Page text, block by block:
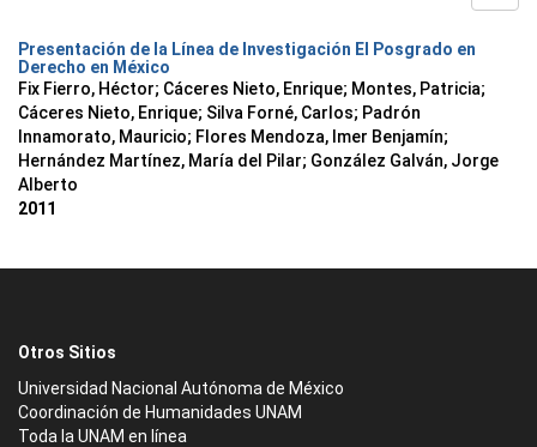
Presentación de la Línea de Investigación El Posgrado en
Derecho en México
Fix Fierro, Héctor; Cáceres Nieto, Enrique; Montes, Patricia;
Cáceres Nieto, Enrique; Silva Forné, Carlos; Padrón
Innamorato, Mauricio; Flores Mendoza, Imer Benjamín;
Hernández Martínez, María del Pilar; González Galván, Jorge
Alberto
2011
Otros Sitios
Universidad Nacional Autónoma de México
Coordinación de Humanidades UNAM
Toda la UNAM en línea